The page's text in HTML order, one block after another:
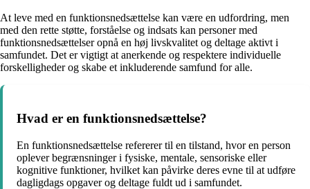
At leve med en funktionsnedsættelse kan være en udfordring, men
med den rette støtte, forståelse og indsats kan personer med
funktionsnedsættelser opnå en høj livskvalitet og deltage aktivt i
samfundet. Det er vigtigt at anerkende og respektere individuelle
forskelligheder og skabe et inkluderende samfund for alle.
Hvad er en funktionsnedsættelse?
En funktionsnedsættelse refererer til en tilstand, hvor en person
oplever begrænsninger i fysiske, mentale, sensoriske eller
kognitive funktioner, hvilket kan påvirke deres evne til at udføre
dagligdags opgaver og deltage fuldt ud i samfundet.